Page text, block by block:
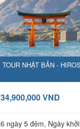
TOUR NHẬT BẢN -
34,900,000 VND
6 ngày 5 đêm, Ngày